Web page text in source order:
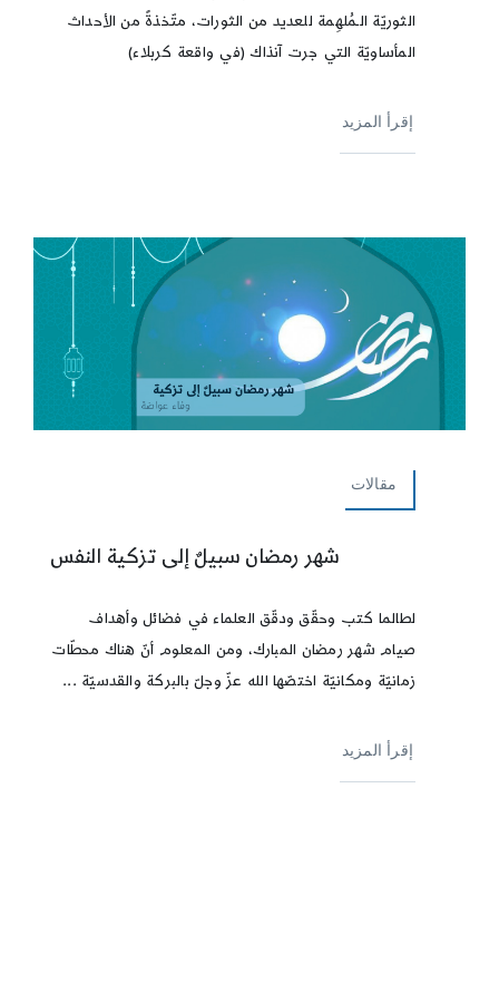
الثوريّة الـمُلهِمة للعديد من الثورات، متّخذةً من الأحداث
المأساويّة التي جرت آنذاك (في واقعة كربلاء)
إقرأ المزيد
مقالات
شهر رمضان سبيلٌ إلى تزكية النفس
لطالما كتب وحقّق ودقّق العلماء في فضائل وأهداف
صيام شهر رمضان المبارك، ومن المعلوم أنّ هناك محطّات
زمانيّة ومكانيّة اختصّها الله عزّ وجلّ بالبركة والقدسيّة ...
إقرأ المزيد